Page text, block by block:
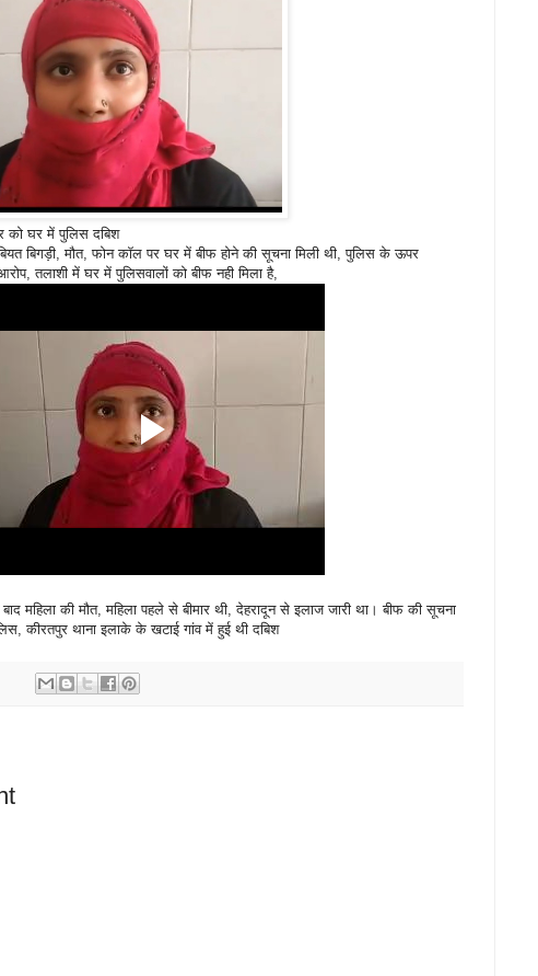
को घर में पुलिस दबिश
बिगड़ी, मौत, फोन कॉल पर घर में बीफ होने की सूचना मिली थी, पुलिस के ऊपर
तलाशी में घर में पुलिसवालों को बीफ नही मिला है,
महिला की मौत, महिला पहले से बीमार थी, देहरादून से इलाज जारी था। बीफ की सूचना
कीरतपुर थाना इलाके के खटाई गांव में हुई थी दबिश